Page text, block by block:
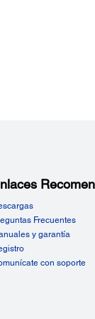
Frecuentes
y garantía
con soporte